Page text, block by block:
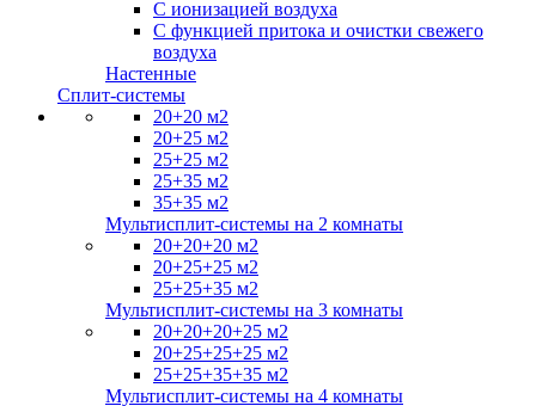
С ионизацией воздуха
С функцией притока и очистки свежего
воздуха
Настенные
Сплит-системы
20+20 м2
20+25 м2
25+25 м2
25+35 м2
35+35 м2
Мультисплит-системы на 2 комнаты
20+20+20 м2
20+25+25 м2
25+25+35 м2
Мультисплит-системы на 3 комнаты
20+20+20+25 м2
20+25+25+25 м2
25+25+35+35 м2
Мультисплит-системы на 4 комнаты